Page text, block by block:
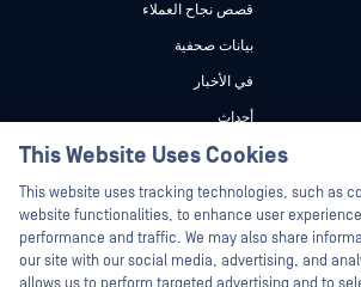
قصص نجاح العملاء
بيانات صحفية
في الأخبار
أحداث
ندوات عبر الإنترنت
أوراق البيانات
مستندات تقنية
أدوات مجانية
This Website Uses Cookies
This website uses tracking technologies, such as
website functionalities, to enhance user
performance and traffic. We may also share
our site with our social media, advertising, and
Hey there!
I'm Ozzy, your OPSWAT virtual assistant.
How can I help you secure what's critical
today?